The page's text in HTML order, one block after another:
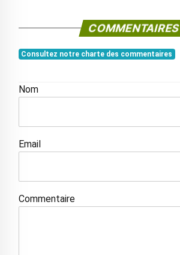
COMMENTAIRES
Consultez notre charte des commentaires
Nom
Email
Commentaire